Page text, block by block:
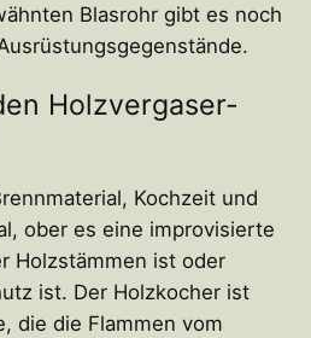
Blasrohr gibt es noch
Holzvergaser-
Kochzeit und
ober es eine improvisierte
Holzstämmen ist oder
ist. Der Holzkocher ist
die die Flammen vom